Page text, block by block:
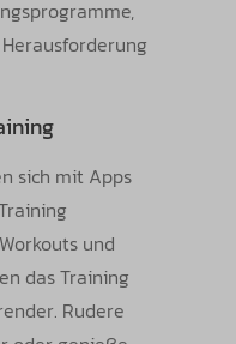
sich mit Apps
und
das Training
Rudere